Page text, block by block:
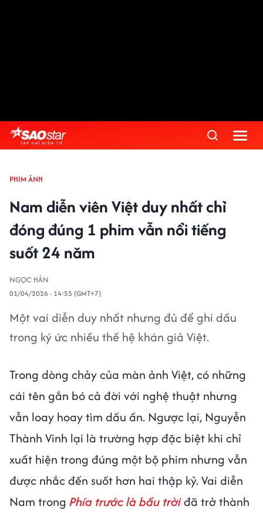
PHIM ẢNH
Nam diễn viên Việt duy nhất chỉ
đóng đúng 1 phim vẫn nổi tiếng
suốt 24 năm
NGỌC HÂN
01/04/2026 - 14:55 (GMT+7)
Một vai diễn duy nhất nhưng đủ để ghi dấu
trong ký ức nhiều thế hệ khán giả Việt.
Trong dòng chảy của màn ảnh Việt, có những
cái tên gắn bó cả đời với nghệ thuật nhưng
vẫn loay hoay tìm dấu ấn. Ngược lại, Nguyễn
Thành Vinh lại là trường hợp đặc biệt khi chỉ
xuất hiện trong đúng một bộ phim nhưng vẫn
được nhắc đến suốt hơn hai thập kỷ. Vai diễn
Nam trong Phía trước là bầu trờiđã trở thành